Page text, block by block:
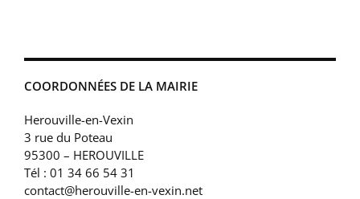
COORDONNÉES DE LA MAIRIE
Herouville-en-Vexin
3 rue du Poteau
95300 – HEROUVILLE
Tél : 01 34 66 54 31
contact@herouville-en-vexin.net